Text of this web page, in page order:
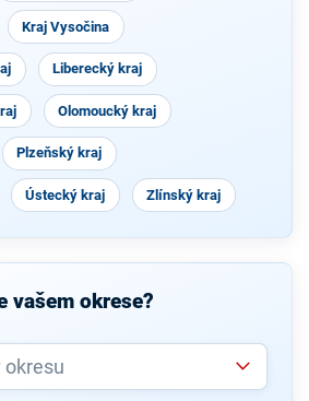
Kraj Vysočina
Liberecký kraj
Olomoucký kraj
Plzeňský kraj
Ústecký kraj Zlínský kraj
vašem okrese?